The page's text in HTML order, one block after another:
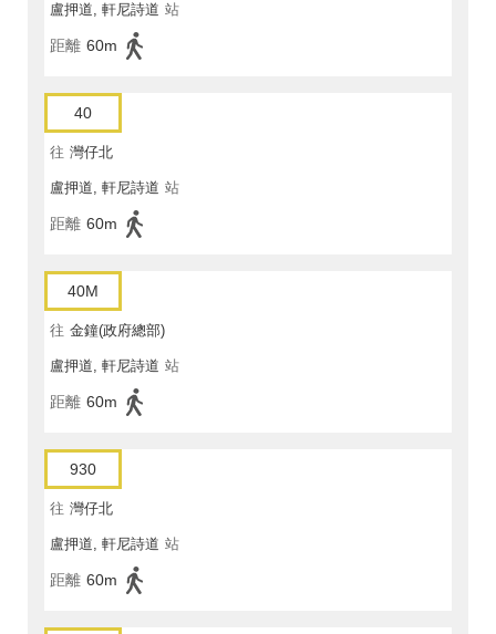
盧押道, 軒尼詩道 站
距離 60m
40
往 灣仔北
盧押道, 軒尼詩道 站
距離 60m
40M
往 金鐘(政府總部)
盧押道, 軒尼詩道 站
距離 60m
930
往 灣仔北
盧押道, 軒尼詩道 站
距離 60m